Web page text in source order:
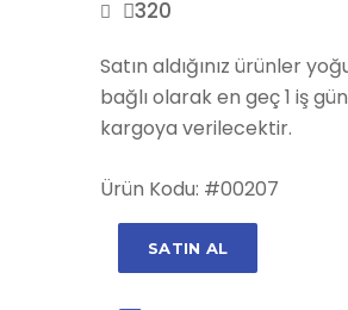
320
Satın aldığınız ürünler
bağlı olarak en geç 1 iş
kargoya verilecektir.
Ürün Kodu: #00207
SATIN AL